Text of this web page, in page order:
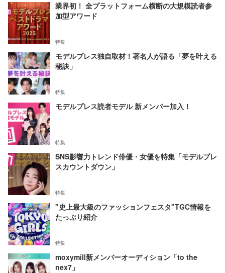
業界初！ 全プラットフォーム横断の大規模読者参
加型アワード
特集
モデルプレス独自取材！著名人が語る「夢を叶える
秘訣」
特集
モデルプレス読者モデル 新メンバー加入！
特集
SNS影響力トレンド俳優・女優を特集「モデルプレ
スカウントダウン」
特集
"史上最大級のファッションフェスタ"TGC情報を
たっぷり紹介
特集
moxymill新メンバーオーディション「to the
nex7」